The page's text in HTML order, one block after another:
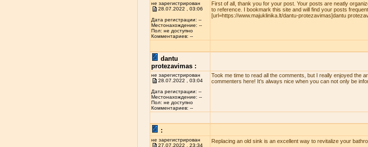
не зарегистрирован
28.07.2022 , 03:06
Дата регистрации: --
Местонахождение: --
Пол: не доступно
Комментариев: --
First of all, thank you for your post. Your posts are neatly
to reference. I bookmark this site and will find your posts
[url=https://www.majuklinika.lt/dantu-protezavimas]dantu
dantu
protezavimas :
не зарегистрирован
28.07.2022 , 03:04
Дата регистрации: --
Местонахождение: --
Пол: не доступно
Комментариев: --
Took me time to read all the comments, but I really enjoyed the
commenters here! It’s always nice when you can not only be
:
не зарегистрирован
27.07.2022 , 23:34
Replacing an old sink is an excellent way to revitalize your